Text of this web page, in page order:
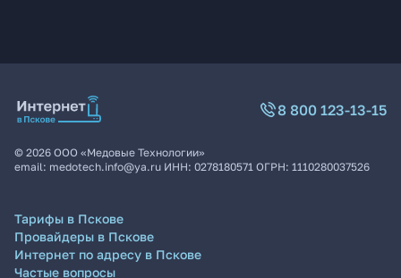
8 800 123-13-15
© 2026 ООО «Медовые Технологии»
email: medotech.info@ya.ru ИНН: 0278180571 ОГРН: 1110280037526
Тарифы в Пскове
Провайдеры в Пскове
Интернет по адресу в Пскове
Частые вопросы